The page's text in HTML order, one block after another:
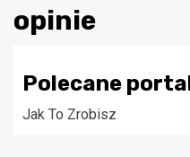
opinie
Polecane
Jak To Zrobisz